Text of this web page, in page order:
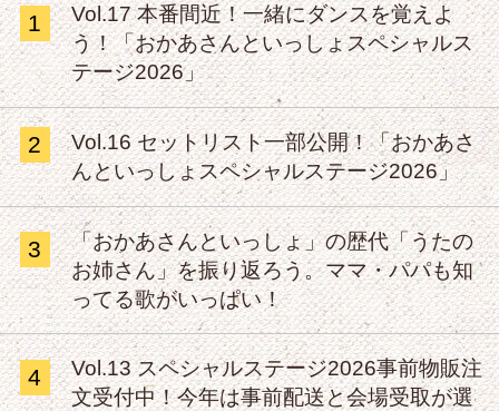
1
Vol.17 本番間近！一緒にダンスを覚えよ
う！「おかあさんといっしょスペシャルス
テージ2026」
2
Vol.16 セットリスト一部公開！「おかあさ
んといっしょスペシャルステージ2026」
3
「おかあさんといっしょ」の歴代「うたの
お姉さん」を振り返ろう。ママ・パパも知
ってる歌がいっぱい！
4
Vol.13 スペシャルステージ2026事前物販注
文受付中！今年は事前配送と会場受取が選